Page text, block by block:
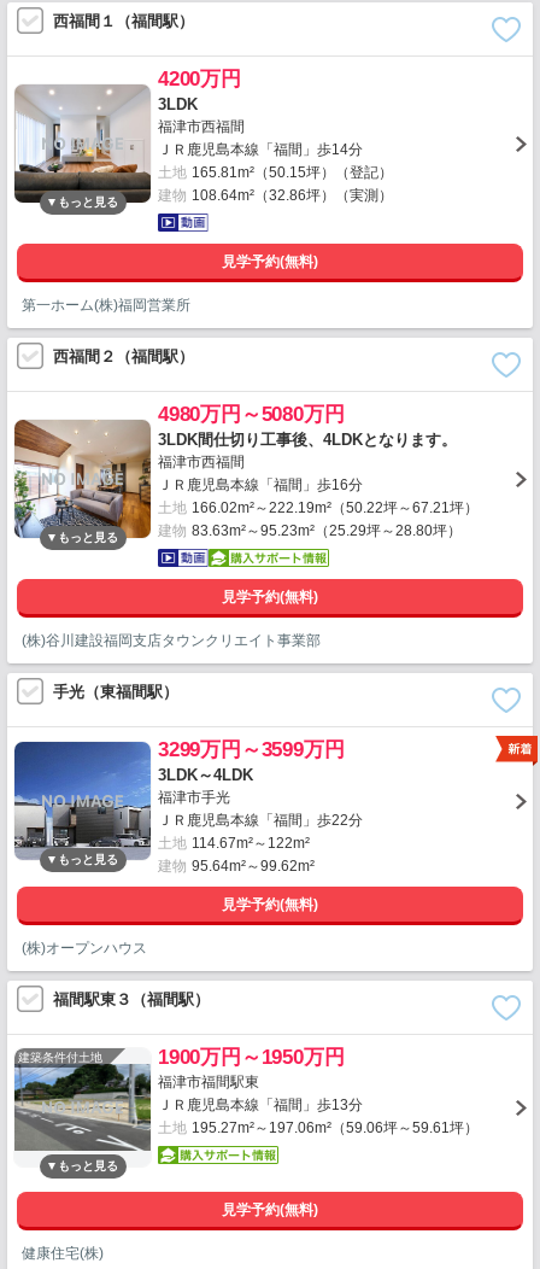
西福間１（福間駅）
4200万円
3LDK
福津市西福間
ＪＲ鹿児島本線「福間」歩14分
土地 165.81m²（50.15坪）（登記）
建物 108.64m²（32.86坪）（実測）
見学予約(無料)
第一ホーム(株)福岡営業所
西福間２（福間駅）
4980万円～5080万円
3LDK間仕切り工事後、4LDKとなります。
福津市西福間
ＪＲ鹿児島本線「福間」歩16分
土地 166.02m²～222.19m²（50.22坪～67.21坪）
建物 83.63m²～95.23m²（25.29坪～28.80坪）
見学予約(無料)
(株)谷川建設福岡支店タウンクリエイト事業部
手光（東福間駅）
3299万円～3599万円
3LDK～4LDK
福津市手光
ＪＲ鹿児島本線「福間」歩22分
土地 114.67m²～122m²
建物 95.64m²～99.62m²
見学予約(無料)
(株)オープンハウス
福間駅東３（福間駅）
建築条件付土地 1900万円～1950万円
福津市福間駅東
ＪＲ鹿児島本線「福間」歩13分
土地 195.27m²～197.06m²（59.06坪～59.61坪）
見学予約(無料)
健康住宅(株)